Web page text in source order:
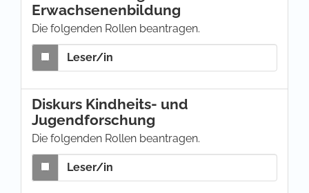
Erwachsenenbildung
Die folgenden Rollen beantragen.
Leser/in
Diskurs Kindheits- und
Jugendforschung
Die folgenden Rollen beantragen.
Leser/in